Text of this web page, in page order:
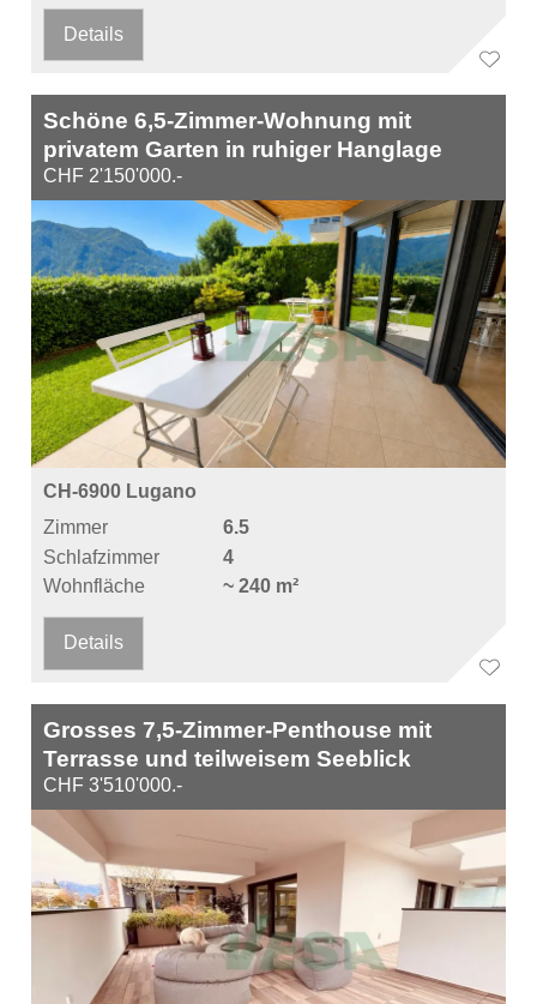
Details
Schöne 6,5-Zimmer-Wohnung mit
privatem Garten in ruhiger Hanglage
CHF 2'150'000.-
CH-6900 Lugano
Zimmer
6.5
Schlafzimmer
4
Wohnfläche
~ 240 m²
Details
Grosses 7,5-Zimmer-Penthouse mit
Terrasse und teilweisem Seeblick
CHF 3'510'000.-